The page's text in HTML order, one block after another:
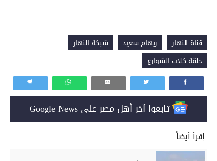
قناة النهار ريهام سعيد
شبكة النهار
حلقة كلاب الشوارع
تابعوا آخر أهل مصر على Google News
إقرأ أيضاً